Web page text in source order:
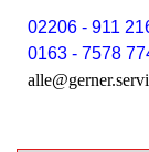
02206 - 911
0163 - 7578